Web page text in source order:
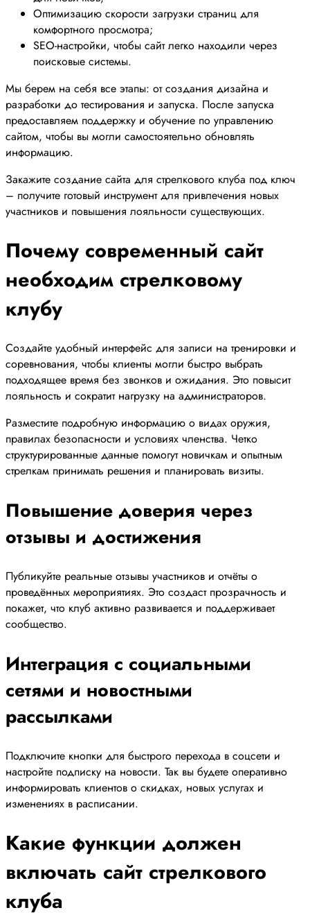
Оптимизацию скорости загрузки страниц для
комфортного просмотра;
SEO-настройки, чтобы сайт легко находили через
поисковые системы.
Мы берем на себя все этапы: от создания дизайна и
разработки до тестирования и запуска. После запуска
предоставляем поддержку и обучение по управлению
сайтом, чтобы вы могли самостоятельно обновлять
информацию.
Закажите создание сайта для стрелкового клуба под ключ
– получите готовый инструмент для привлечения новых
участников и повышения лояльности существующих.
Почему современный сайт
необходим стрелковому
клубу
Создайте удобный интерфейс для записи на тренировки и
соревнования, чтобы клиенты могли быстро выбрать
подходящее время без звонков и ожидания. Это повысит
лояльность и сократит нагрузку на администраторов.
Разместите подробную информацию о видах оружия,
правилах безопасности и условиях членства. Четко
структурированные данные помогут новичкам и опытным
стрелкам принимать решения и планировать визиты.
Повышение доверия через
отзывы и достижения
Публикуйте реальные отзывы участников и отчёты о
проведённых мероприятиях. Это создаст прозрачность и
покажет, что клуб активно развивается и поддерживает
сообщество.
Интеграция с социальными
сетями и новостными
рассылками
Подключите кнопки для быстрого перехода в соцсети и
настройте подписку на новости. Так вы будете оперативно
информировать клиентов о скидках, новых услугах и
изменениях в расписании.
Какие функции должен
включать сайт стрелкового
клуба